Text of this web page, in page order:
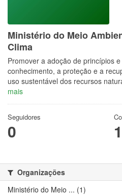
Ministério do Meio
Clima
Promover a adoção de princípios
conhecimento, a proteção e a
uso sustentável dos recursos
mais
Seguidores
0 1
Organizações
Ministério do Meio ... (1)